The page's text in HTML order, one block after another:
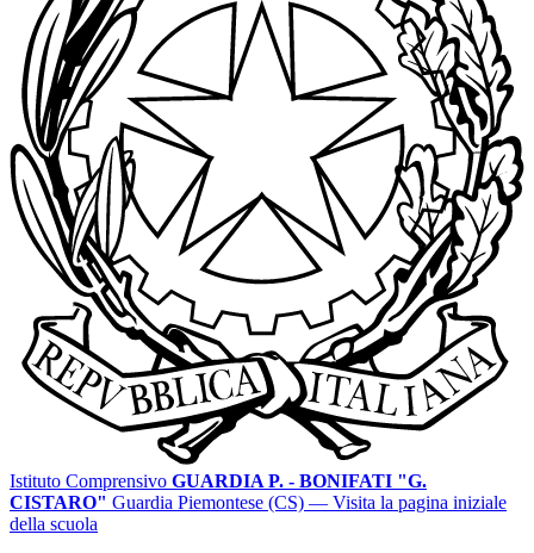
Istituto Comprensivo GUARDIA P. - BONIFATI "G.
CISTARO" Guardia Piemontese (CS) — Visita la pagina iniziale
della scuola